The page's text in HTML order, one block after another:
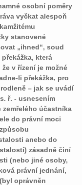
osobní poměry
vyčkat alespoň
stanovené
„ihned“, soud
která
v řízení je možné
li překážka, pro
– jak se uvádí
ř. - usnesením
zemřelého účastníka
do právní moci
anebo do
zásadně činí
(nebo jiné osoby,
právní jednání,
oprávněn